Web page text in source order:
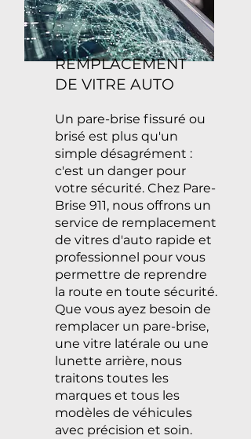
REMPLACEMENT
DE VITRE AUTO
Un pare-brise fissuré ou
brisé est plus qu'un
simple désagrément :
c'est un danger pour
votre sécurité. Chez Pare-
Brise 911, nous offrons un
service de remplacement
de vitres d'auto rapide et
professionnel pour vous
permettre de reprendre
la route en toute sécurité.
Que vous ayez besoin de
remplacer un pare-brise,
une vitre latérale ou une
lunette arrière, nous
traitons toutes les
marques et tous les
modèles de véhicules
avec précision et soin.